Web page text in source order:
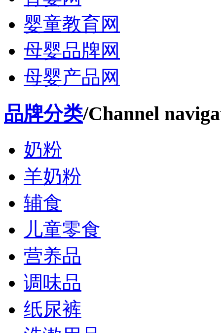
婴童教育网
母婴品牌网
母婴产品网
品牌分类/Channel
奶粉
羊奶粉
辅食
儿童零食
营养品
调味品
纸尿裤